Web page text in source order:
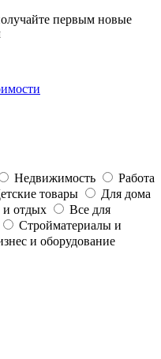
первым новые
Недвижимость
Работа
товары
Для дома
и отдых
Все для
Стройматериалы и
и оборудование